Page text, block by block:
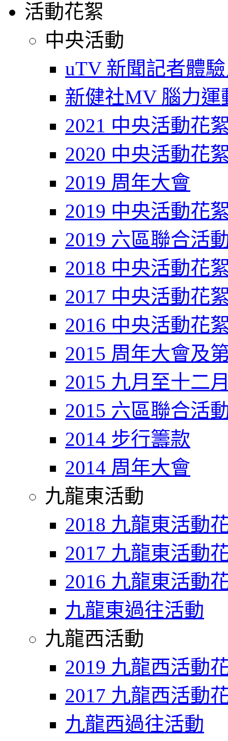
活動花絮
中央活動
uTV 新聞記者體
新健社MV 腦力運
2021 中央活動花
2020 中央活動花
2019 周年大會
2019 中央活動花
2019 六區聯合活
2018 中央活動花
2017 中央活動花
2016 中央活動花
2015 周年大會及
2015 九月至十二
2015 六區聯合活
2014 步行籌款
2014 周年大會
九龍東活動
2018 九龍東活動
2017 九龍東活動
2016 九龍東活動
九龍東過往活動
九龍西活動
2019 九龍西活動
2017 九龍西活動
九龍西過往活動